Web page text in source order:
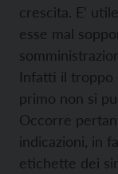
crescita. E’
esse mal
Infatti il troppo
primo non si
Occorre
indicazioni, in
etichette dei